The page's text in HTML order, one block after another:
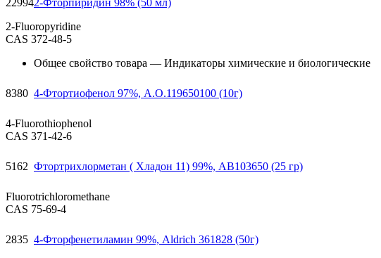
2-Fluoropyridine
CAS 372-48-5
Общее свойство товара — Индикаторы химические и биологические
8380 4-Фтортиофенол 97%, А.О.119650100 (10г)
4-Fluorothiophenol
CAS 371-42-6
5162 Фтортрихлорметан ( Хладон 11) 99%, AB103650 (25 гр)
Fluorotrichloromethane
CAS 75-69-4
2835 4-Фторфенетиламин 99%, Aldrich 361828 (50г)